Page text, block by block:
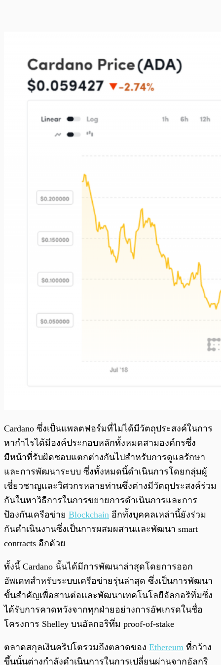
Cardano ซึ่งเป็นแพลตฟอร์มที่ไม่ได้มีวัตถุประสงค์ในการ
หากำไรได้มีองค์ประกอบหลักทั้งหมดสามองค์กรซึ่ง
มีหน้าที่รับผิดชอบแตกต่างกันไปสำหรับการดูแลรักษา
และการพัฒนาระบบ ซึ่งทั้งหมดนี้ดำเนินการโดยกลุ่มผู้
เชี่ยวชาญและวิศวกรหลายท่านซึ่งต่างมีวัตถุประสงค์ร่วม
กันในหาวิธีการในการขยายการดำเนินการและการ
ป้องกันเครือข่าย Blockchain อีกทั้งบุคคลเหล่านี้ยังร่วม
กันดำเนินงานซึ่งเป็นการผสมผสานและพัฒนา smart
contracts อีกด้วย
ทั้งนี้ Cardano นั้นได้มีการพัฒนาล่าสุดโดยการออก
อัพเดทสำหรับระบบเครือข่ายรุ่นล่าสุด ซึ่งเป็นการพัฒนา
ขั้นสำคัญเพื่อสานต่อและพัฒนาเทคโนโลยีอัลกอริทึ่มซึ่ง
ได้รับการคาดหวังจากทุกฝ่ายอย่างการอัพเกรดในชื่อ
โครงการ Shelley บนอัลกอริทึ่ม proof-of-stake
ตลาดสกุลเงินคริปโตรวมถึงตลาดของ Ethereum ที่กว้าง
ขึ้นนั้นต่างกำลังดำเนินการในการเปลี่ยนผ่านจากอัลกริ